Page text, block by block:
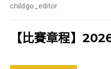
childgo_editor
【比賽章程】